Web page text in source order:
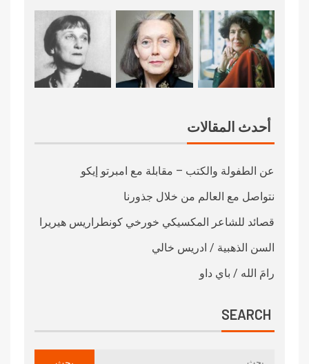
أحدث المقالات
عن الطفولة والكتب – مقابلة مع امبرتو إيكو
نتواصل مع العالم من خلال جذورنا
قصائد للشاعر المكسيكي خورخي كونطراريس هيريرا
السن الذهبية / ادريس خالي
رامَ الله / باي داو
SEARCH